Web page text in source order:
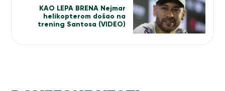
KAO LEPA BRENA Nejmar
helikopterom došao na
trening Santosa (VIDEO)